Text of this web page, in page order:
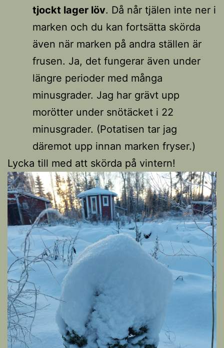
tjockt lager löv. Då når tjälen inte ner i
marken och du kan fortsätta skörda
även när marken på andra ställen är
frusen. Ja, det fungerar även under
längre perioder med många
minusgrader. Jag har grävt upp
morötter under snötäcket i 22
minusgrader. (Potatisen tar jag
däremot upp innan marken fryser.)
Lycka till med att skörda på vintern!